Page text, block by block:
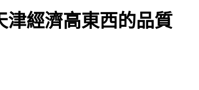
經濟高東西的品質